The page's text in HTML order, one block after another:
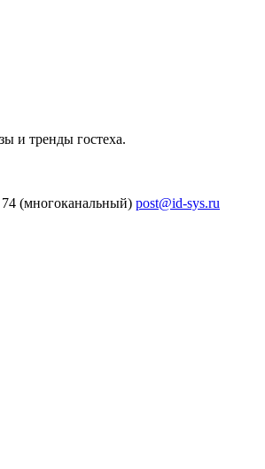
и тренды гостеха.
(многоканальный) post@id-sys.ru